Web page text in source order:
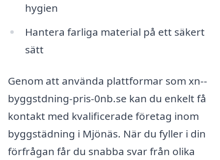
hygien
Hantera farliga material på ett säkert
sätt
Genom att använda plattformar som xn--
byggstdning-pris-0nb.se kan du enkelt få
kontakt med kvalificerade företag inom
byggstädning i Mjönäs. När du fyller i din
förfrågan får du snabba svar från olika